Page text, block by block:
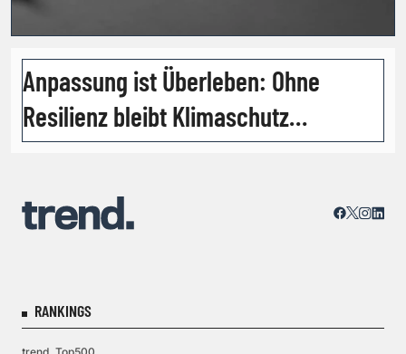
Anpassung ist Überleben: Ohne
Resilienz bleibt Klimaschutz
wirkungslos
RANKINGS